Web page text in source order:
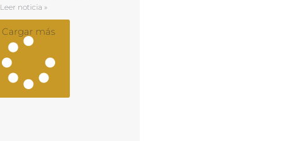
Leer noticia »
Cargar más